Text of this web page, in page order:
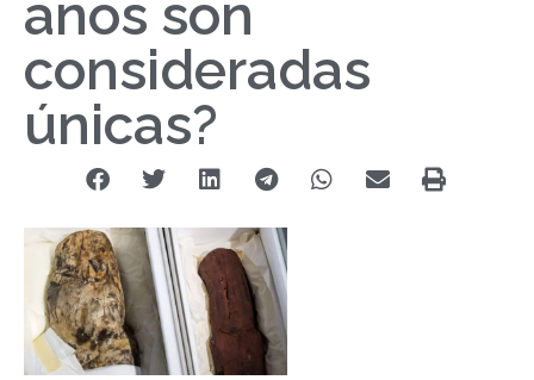
años son
consideradas
únicas?